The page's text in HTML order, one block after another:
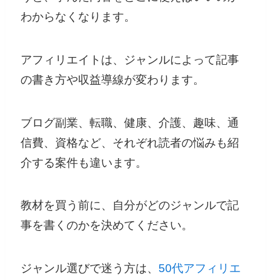
わからなくなります。
アフィリエイトは、ジャンルによって記事
の書き方や収益導線が変わります。
ブログ副業、転職、健康、介護、趣味、通
信費、資格など、それぞれ読者の悩みも紹
介する案件も違います。
教材を買う前に、自分がどのジャンルで記
事を書くのかを決めてください。
ジャンル選びで迷う方は、 50代アフィリエ